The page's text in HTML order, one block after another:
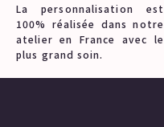
La personnalisation est
100% réalisée dans notre
atelier en France avec le
plus grand soin.